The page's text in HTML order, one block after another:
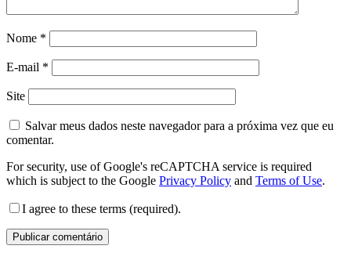
Nome *
E-mail *
Site
Salvar meus dados neste navegador para a próxima vez que eu
comentar.
For security, use of Google's reCAPTCHA service is required
which is subject to the Google Privacy Policy and Terms of Use.
I agree to these terms (required).